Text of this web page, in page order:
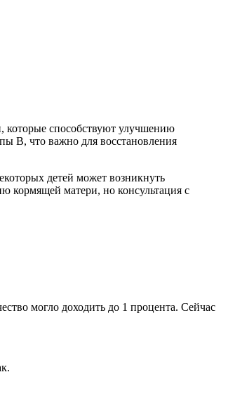
которые способствуют улучшению
B, что важно для восстановления
детей может возникнуть
кормящей матери, но консультация с
могло доходить до 1 процента. Сейчас